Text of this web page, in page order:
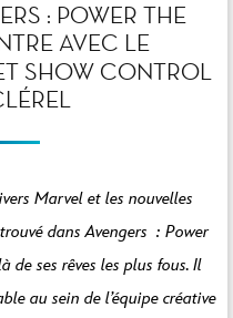
: POWER THE
AVEC LE
SHOW CONTROL
Marvel et les nouvelles
dans Avengers : Power
ses rêves les plus fous. Il
au sein de l’équipe créative